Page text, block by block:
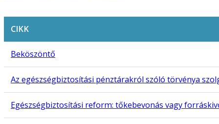
CIKK
Beköszöntő
Az egészségbiztosítási pénztárakról szóló törvénya
Egészségbiztosítási reform: tőkebevonás vagy